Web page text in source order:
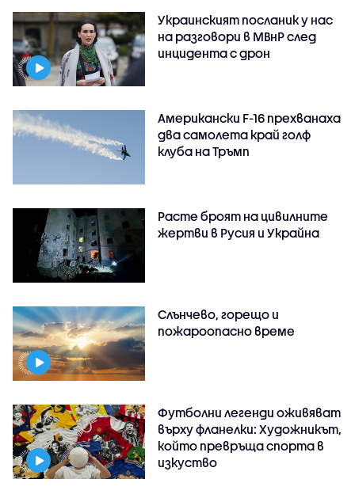
Украинският посланик у нас
на разговори в МВнР след
инцидента с дрон
Американски F-16 прехванаха
два самолета край голф
клуба на Тръмп
Расте броят на цивилните
жертви в Русия и Украйна
Слънчево, горещо и
пожароопасно време
Футболни легенди оживяват
върху фланелки: Художникът,
който превръща спорта в
изкуство